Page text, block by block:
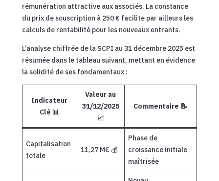
rémunération attractive aux associés. La constance
du prix de souscription à 250 € facilite par ailleurs les
calculs de rentabilité pour les nouveaux entrants.
L’analyse chiffrée de la SCPI au 31 décembre 2025 est
résumée dans le tableau suivant, mettant en évidence
la solidité de ses fondamentaux :
Indicateur
Clé 📊
Valeur au
31/12/2025
📈
Commentaire 📝
Capitalisation
totale
11,27 M€ 💰
Phase de
croissance initiale
maîtrisée